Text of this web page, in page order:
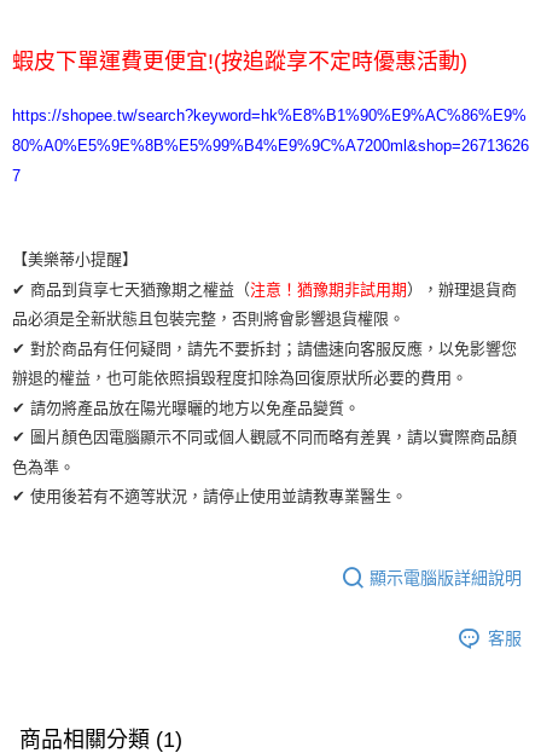
蝦皮下單運費更便宜!(按追蹤享不定時優惠活動)
https://shopee.tw/search?keyword=hk%E8%B1%90%E9%AC%86%E9%
80%A0%E5%9E%8B%E5%99%B4%E9%9C%A7200ml&shop=26713626
7
【美樂蒂小提醒】
✔ 商品到貨享七天猶豫期之權益（注意！猶豫期非試用期），辦理退貨商
品必須是全新狀態且包裝完整，否則將會影響退貨權限。
✔ 對於商品有任何疑問，請先不要拆封；請儘速向客服反應，以免影響您
辦退的權益，也可能依照損毀程度扣除為回復原狀所必要的費用。
✔ 請勿將產品放在陽光曝曬的地方以免產品變質。
✔ 圖片顏色因電腦顯示不同或個人觀感不同而略有差異，請以實際商品顏
色為準。
✔ 使用後若有不適等狀況，請停止使用並請教專業醫生。
顯示電腦版詳細說明
客服
商品相關分類 (1)